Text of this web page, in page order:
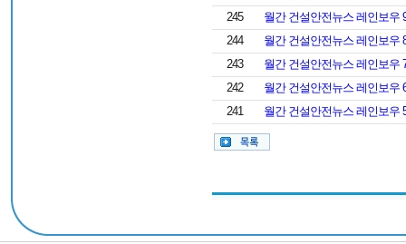
245
월간 건설안전뉴스 레인보우
244
월간 건설안전뉴스 레인보우
243
월간 건설안전뉴스 레인보우
242
월간 건설안전뉴스 레인보우
241
월간 건설안전뉴스 레인보우